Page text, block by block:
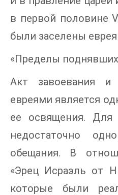
в первой половине
были заселены
«Пределы
Акт завоевания и
евреями является
ее освящения. Для
недостаточно
обещания. В
«Эрец Исраэль от
которые были